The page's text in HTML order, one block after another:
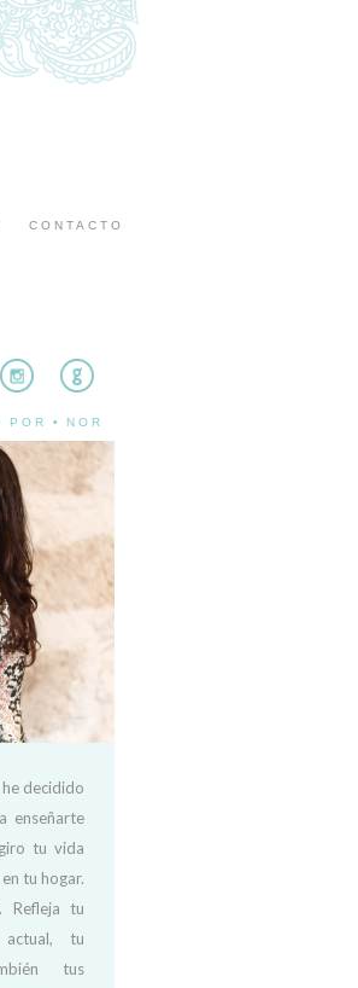
CONTACTO
POR • NOR
decidido
enseñarte
tu vida
tu hogar.
Refleja tu
tu
tus